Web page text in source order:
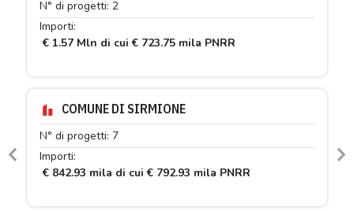
N° di progetti: 2
Importi:
€ 1.57 Mln di cui € 723.75 mila PNRR
COMUNE DI SIRMIONE
N° di progetti: 7
Importi:
€ 842.93 mila di cui € 792.93 mila PNRR
Previous